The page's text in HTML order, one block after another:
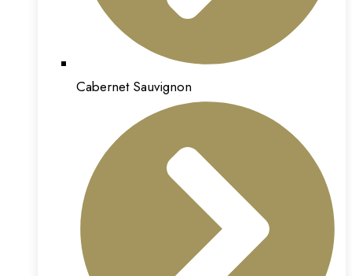
Cabernet Sauvignon